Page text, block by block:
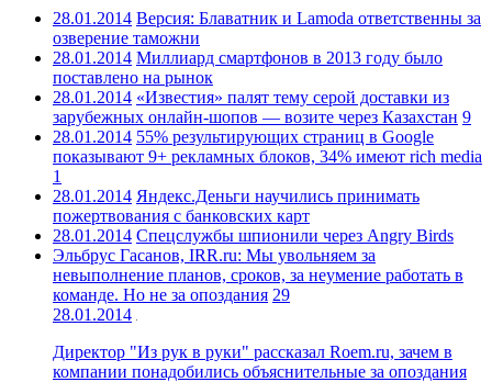
28.01.2014 Версия: Блаватник и Lamoda ответственны за
озверение таможни
28.01.2014 Миллиард смартфонов в 2013 году было
поставлено на рынок
28.01.2014 «Известия» палят тему серой доставки из
зарубежных онлайн-шопов — возите через Казахстан 9
28.01.2014 55% результирующих страниц в Google
показывают 9+ рекламных блоков, 34% имеют rich media
1
28.01.2014 Яндекс.Деньги научились принимать
пожертвования с банковских карт
28.01.2014 Спецслужбы шпионили через Angry Birds
Эльбрус Гасанов, IRR.ru: Мы увольняем за
невыполнение планов, сроков, за неумение работать в
команде. Но не за опоздания 29
28.01.2014
Директор "Из рук в руки" рассказал Roem.ru, зачем в
компании понадобились объяснительные за опоздания